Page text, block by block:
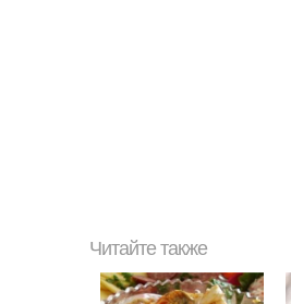
Читайте также